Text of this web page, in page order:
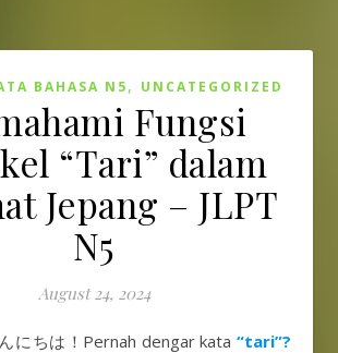
BAHASA N5, UNCATEGORIZED
Fungsi
“Tari” dalam
Jepang – JLPT
N5
August 24, 2024
んにちは！Pernah dengar kata“tari”?